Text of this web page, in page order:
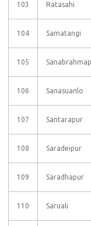
103 Ratasahi
104 Samatangi
105
106 Sanasuanlo
107 Santarapur
108 Saradeipur
109 Saradhapur
110 Saruali